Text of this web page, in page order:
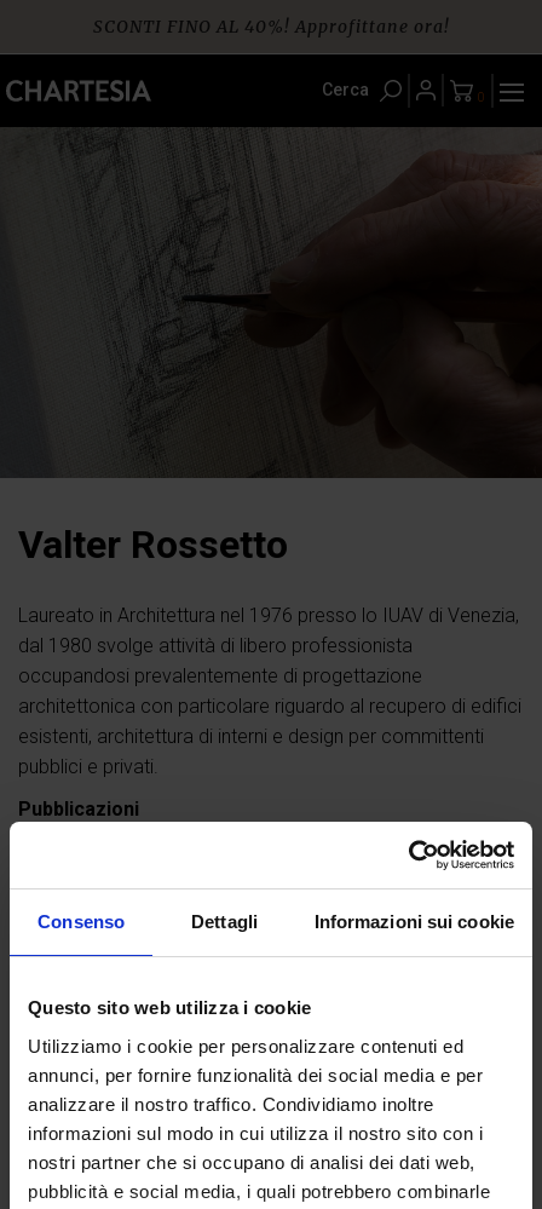
Consenso Dettagli Informazioni sui cookie
Questo sito web utilizza i cookie
Utilizziamo i cookie per personalizzare contenuti ed
annunci, per fornire funzionalità dei social media e per
analizzare il nostro traffico. Condividiamo inoltre
informazioni sul modo in cui utilizza il nostro sito con i
nostri partner che si occupano di analisi dei dati web,
pubblicità e social media, i quali potrebbero combinarle
content
SCONTI FINO AL 40%! Approfittane ora!
Spedizione gratuita per ordini da € 60
Cerca 0
Valter Rossetto
Laureato in Architettura nel 1976 presso lo IUAV di Venezia,
dal 1980 svolge attività di libero professionista
occupandosi prevalentemente di progettazione
architettonica con particolare riguardo al recupero di edifici
esistenti, architettura di interni e design per committenti
pubblici e privati.
Pubblicazioni
Per Chartesia ha collaborato come illustratore alla
Verona. Da castrum romano a fortezza austriaca: storia di un